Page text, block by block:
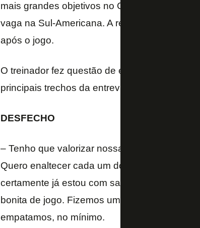
mais grandes objetivos no Campeonato
vaga na Sul-Americana. A reta final do Fogão
após o jogo.
O treinador fez questão de elogiar seus
principais trechos da entrevista:
DESFECHO
– Tenho que valorizar nossa reta final. Os
Quero enaltecer cada um dos atletas, grupo
certamente já estou com saudade de
bonita de jogo. Fizemos um jogo hoje, se
empatamos, no mínimo.